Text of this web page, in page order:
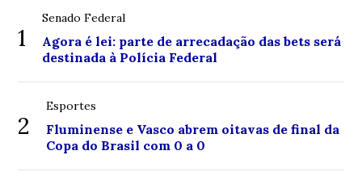
1
Senado Federal
Agora é lei: parte de arrecadação das bets será
destinada à Polícia Federal
2
Esportes
Fluminense e Vasco abrem oitavas de final da
Copa do Brasil com 0 a 0